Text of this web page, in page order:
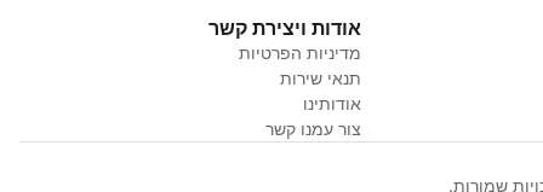
אודות ויצירת קשר
מדיניות הפרטיות
תנאי שירות
אודותינו
צור עמנו קשר